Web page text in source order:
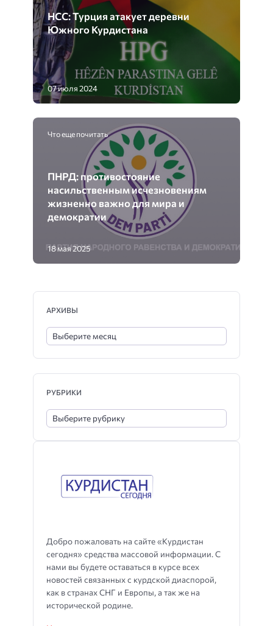
НСС: Турция атакует деревни
Южного Курдистана
07 июля 2024
Что еще почитать
ПНРД: противостояние
насильственным исчезновениям
жизненно важно для мира и
демократии
18 мая 2025
Добро пожаловать на сайте «Курдистан
сегодня» средства массовой информации. С
нами вы будете оставаться в курсе всех
новостей связанных с курдской диаспорой,
как в странах СНГ и Европы, а так же на
исторической родине.
АРХИВЫ
РУБРИКИ